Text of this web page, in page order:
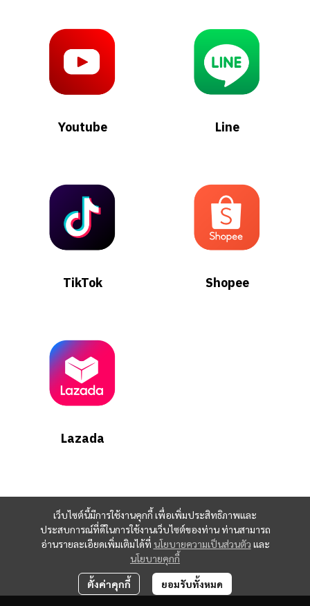
Youtube Line
TikTok Shopee
Lazada
เว็บไซต์นี้มีการใช้งานคุกกี้ เพื่อเพิ่มประสิทธิภาพและ
ประสบการณ์ที่ดีในการใช้งานเว็บไซต์ของท่าน ท่านสามารถ
อ่านรายละเอียดเพิ่มเติมได้ที่ นโยบายความเป็นส่วนตัว และ
นโยบายคุกกี้
ตั้งค่าคุกกี้ ยอมรับทั้งหมด